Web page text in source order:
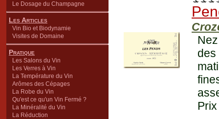
Le Dosage du Champagne
Les Articles
Vin Bio et Biodynamie
Visites de Domaine
Pratique
Les Salons du Vin
Les Verres à Vin
La Température du Vin
Arômes des Cépages
La Robe du Vin
Qu'est ce qu'un Vin Fermé ?
La Minéralité du Vin
La Réduction
des